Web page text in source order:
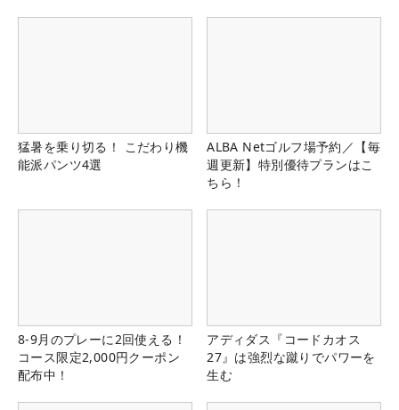
猛暑を乗り切る！ こだわり機
能派パンツ4選
ALBA Netゴルフ場予約／【毎
週更新】特別優待プランはこ
ちら！
8-9月のプレーに2回使える！
コース限定2,000円クーポン
配布中！
アディダス『コードカオス
27』は強烈な蹴りでパワーを
生む